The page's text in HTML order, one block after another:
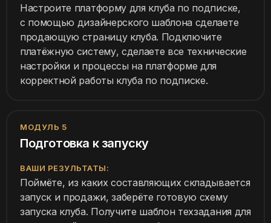
Настроите платформу для клуба по подписке,
с помощью дизайнерского шаблона сделаете
продающую страницу клуба. Подключите
платёжную систему, сделаете все технические
настройки и процессы на платформе для
корректной работы клуба по подписке.
МОДУЛЬ 5
Подготовка к запуску
ВАШИ РЕЗУЛЬТАТЫ:
Поймёте, из каких составляющих складывается
запуск и продажи, заберёте готовую схему
запуска клуба. Получите шаблон техзадания для